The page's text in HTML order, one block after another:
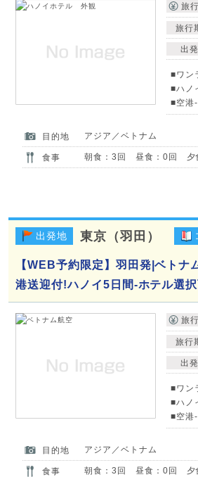
旅
旅行
出
■ワン
■ハノ
■空港
目的地 アジア／ベトナム
食事 朝食：3回 昼食：0回 夕
出発地 東京（羽田）
【WEB予約限定】羽田発|ベト
港送迎付!ハノイ5日間-ホテル選
旅
旅行
出
■ワン
■ハノ
■空港
目的地 アジア／ベトナム
食事 朝食：3回 昼食：0回 夕